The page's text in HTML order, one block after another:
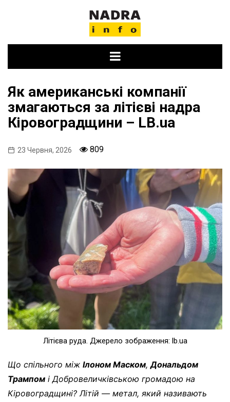
Як американські компанії
змагаються за літієві надра
Кіровоградщини – LB.ua
23 Червня, 2026 809
Літієва руда. Джерело зображення: lb.ua
Що спільного між Ілоном Маском,Дональдом
Трампом і Добровеличківською громадою на
Кіровоградщині? Літій — метал, який називають